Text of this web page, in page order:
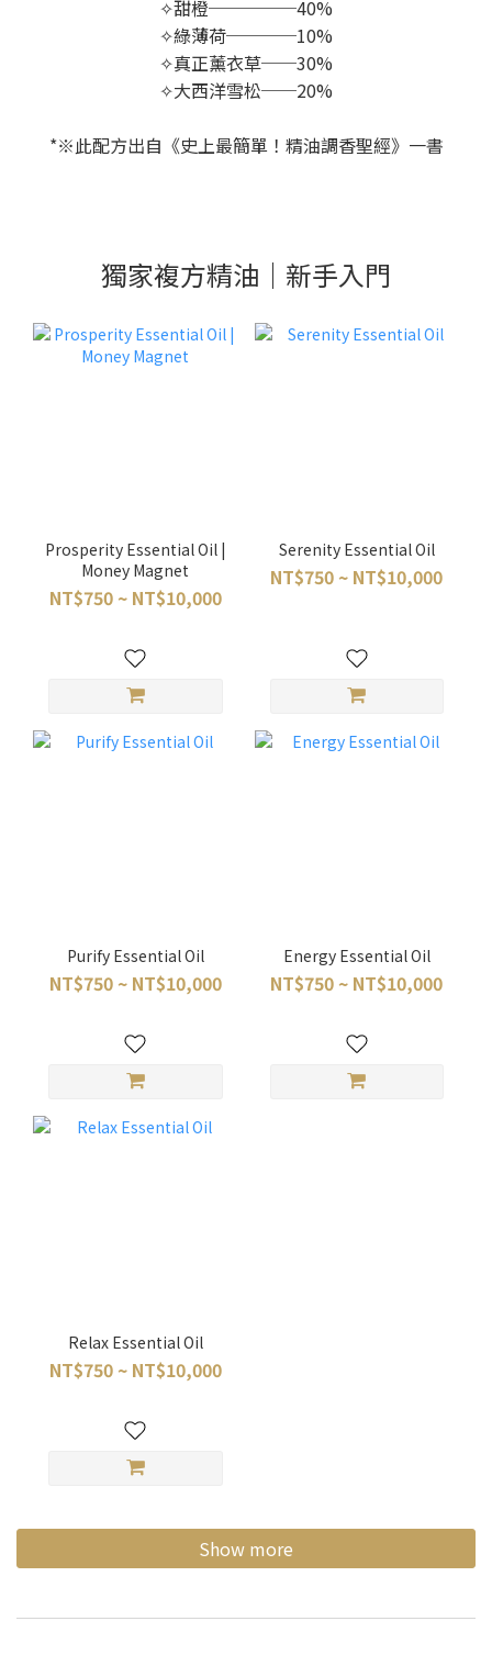
✧甜橙─────40%
✧綠薄荷────10%
✧真正薰衣草──30%
✧大西洋雪松──20%
*※此配方出自《史上最簡單！精油調香聖經》一書
獨家複方精油｜新手入門
Prosperity Essential Oil |
Money Magnet
NT$750 ~ NT$10,000
Serenity Essential Oil
NT$750 ~ NT$10,000
Purify Essential Oil
NT$750 ~ NT$10,000
Energy Essential Oil
NT$750 ~ NT$10,000
Relax Essential Oil
NT$750 ~ NT$10,000
Show more